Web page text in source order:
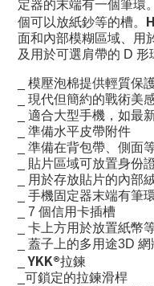
定器的末端有一個筆環
個可以放紙鈔等的槽。
面和內部模糊區域、用
及用於可選肩帶的 D 形
_ 模壓泡棉提供輕質保
_ 現代但簡約的戰術美
_ 適合大型手機，如最
_ 準備水平皮帶附件
_ 準備在背包帶、側面
_ 貼片區域可放置身份
_ 用於存放貼片的內部
_ 手機固定器末端有筆
_ 7 個信用卡插槽
_ 卡上方用於放置紙幣
_ 蓋子上的多用途3D
_YKK®拉鍊
_可鎖定的拉鍊滑桿